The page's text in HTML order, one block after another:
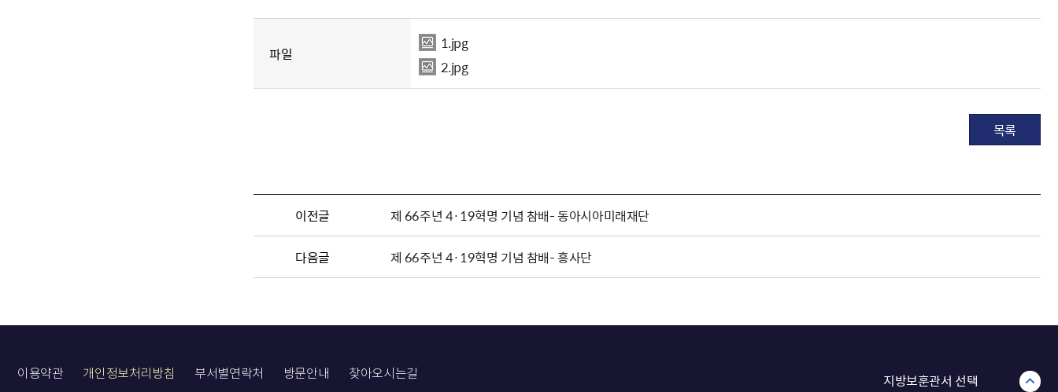
파일
1.jpg
2.jpg
목록
이전글 제 66주년 4·19혁명 기념 참배- 동아시아미래재단
다음글 제 66주년 4·19혁명 기념 참배- 흥사단
이용약관 개인정보처리방침 부서별연락처 방문안내 찾아오시는길 지방보훈관서 선택